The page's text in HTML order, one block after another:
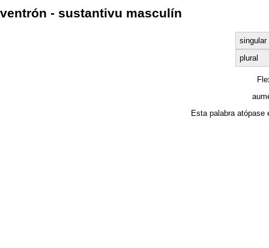
ventrón - sustantivu masculín
singular
plural
Esta palabra atópase